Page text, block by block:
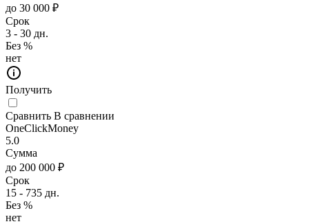
до 30 000 ₽
Срок
3 - 30 дн.
Без %
нет
Получить
Сравнить В сравнении
OneClickMoney
5.0
Сумма
до 200 000 ₽
Срок
15 - 735 дн.
Без %
нет